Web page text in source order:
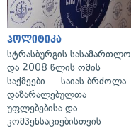
პოლიტიკა
სტრასბურგის სასამართლო
და 2008 წლის ომის
საქმეები — საიას ბრძოლა
დაზარალებულთა
უფლებებისა და
კომპენსაციებისთვის